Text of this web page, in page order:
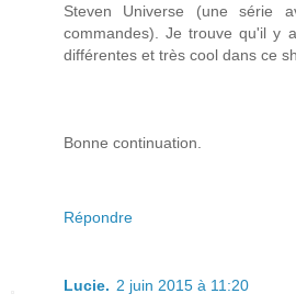
Steven Universe (une série
commandes). Je trouve qu'il y
différentes et très cool dans ce
Bonne continuation.
Répondre
Lucie. 2 juin 2015 à 11:20